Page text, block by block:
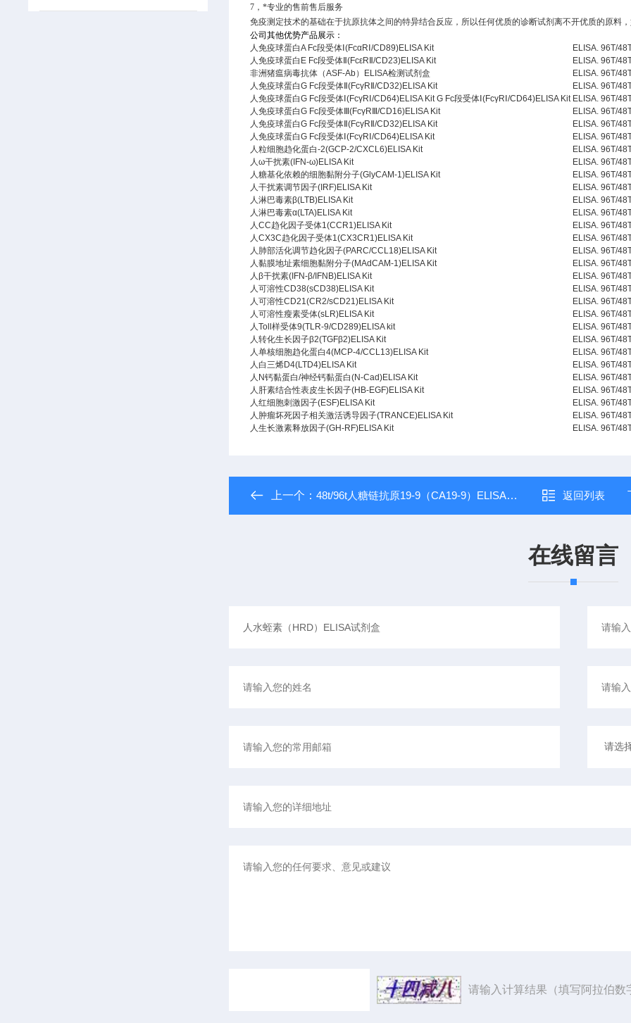
7，*专业的售前售后服务
免疫测定技术的基础在于抗原抗体之间的特异结合反应，所以任何优质的诊断试剂离不开优质的原料，
公司其他优势产品展示：
人免疫球蛋白A Fc段受体Ⅰ(FcαRⅠ/CD89)ELISA Kit
ELISA.96T/
人免疫球蛋白E Fc段受体Ⅱ(FcεRⅡ/CD23)ELISA Kit
ELISA.96T/
非洲猪瘟病毒抗体（ASF-Ab）ELISA检测试剂盒
ELISA.96T/
人免疫球蛋白G Fc段受体Ⅱ(FcγRⅡ/CD32)ELISA Kit
ELISA.96T/
人免疫球蛋白G Fc段受体Ⅰ(FcγRⅠ/CD64)ELISA Kit G Fc段受体Ⅰ(FcγRⅠ/CD64)ELISA Kit ELISA.96T/
人免疫球蛋白G Fc段受体Ⅲ(FcγRⅢ/CD16)ELISA Kit
ELISA.96T/
人免疫球蛋白G Fc段受体Ⅱ(FcγRⅡ/CD32)ELISA Kit
ELISA.96T/
人免疫球蛋白G Fc段受体Ⅰ(FcγRⅠ/CD64)ELISA Kit
ELISA.96T/
人粒细胞趋化蛋白-2(GCP-2/CXCL6)ELISA Kit
ELISA.96T/
人ω干扰素(IFN-ω)ELISA Kit
ELISA.96T/
人糖基化依赖的细胞黏附分子(GlyCAM-1)ELISA Kit
ELISA.96T/
人干扰素调节因子(IRF)ELISA Kit
ELISA.96T/
人淋巴毒素β(LTB)ELISA Kit
ELISA.96T/
人淋巴毒素α(LTA)ELISA Kit
ELISA.96T/
人CC趋化因子受体1(CCR1)ELISA Kit
ELISA.96T/
人CX3C趋化因子受体1(CX3CR1)ELISA Kit
ELISA.96T/
人肺部活化调节趋化因子(PARC/CCL18)ELISA Kit
ELISA.96T/
人黏膜地址素细胞黏附分子(MAdCAM-1)ELISA Kit
ELISA.96T/
人β干扰素(IFN-β/IFNB)ELISA Kit
ELISA.96T/
人可溶性CD38(sCD38)ELISA Kit
ELISA.96T/
人可溶性CD21(CR2/sCD21)ELISA Kit
ELISA.96T/
人可溶性瘦素受体(sLR)ELISA Kit
ELISA.96T/
人Toll样受体9(TLR-9/CD289)ELISA kit
ELISA.96T/
人转化生长因子β2(TGFβ2)ELISA Kit
ELISA.96T/
人单核细胞趋化蛋白4(MCP-4/CCL13)ELISA Kit
ELISA.96T/
人白三烯D4(LTD4)ELISA Kit
ELISA.96T/
人N钙黏蛋白/神经钙黏蛋白(N-Cad)ELISA Kit
ELISA.96T/
人肝素结合性表皮生长因子(HB-EGF)ELISA Kit
ELISA.96T/
人红细胞刺激因子(ESF)ELISA Kit
ELISA.96T/
人肿瘤坏死因子相关激活诱导因子(TRANCE)ELISA Kit
ELISA.96T/
人生长激素释放因子(GH-RF)ELISA Kit
ELISA.96T/
上一个：48t/96t人糖链抗原19-9（CA19-9）ELISA试剂盒 返回列表
在线留言
请输入计算结果（填写阿拉伯数